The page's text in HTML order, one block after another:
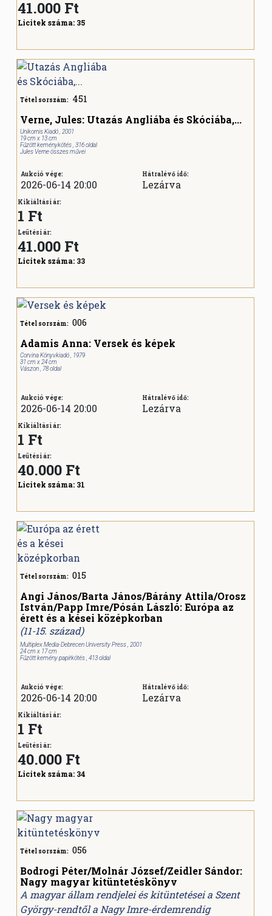
41.000 Ft
Licitek száma: 35
Tétel sorszám: 451
Verne, Jules: Utazás Angliába és Skóciába,...
Unikornis Kiadó , 2001
19 cm x 13 cm
Fűzött keménykötés , 316 oldal
Jules Verne összes művei
Aukció vége:
2026-06-14 20:00
Hátralévő idő:
Lezárva
Kikiáltási ár:
1 Ft
Leütési ár:
41.000 Ft
Licitek száma: 33
Tétel sorszám: 006
Adamis Anna: Versek és képek
Corvina Könyvkiadó , 1979
31 cm x 24 cm
Vászon , 78 oldal
Aukció vége:
2026-06-14 20:00
Hátralévő idő:
Lezárva
Kikiáltási ár:
1 Ft
Leütési ár:
40.000 Ft
Licitek száma: 31
Tétel sorszám: 015
Angi János/Barta János/Bárány Attila/Orosz
István/Papp Imre/Pósán László: Európa az
érett és a kései középkorban
(11-15. század)
Multiplex Media-Debrecen University Press , 2001
24 cm x 17 cm
Fűzött kemény papírkötés , 413 oldal
Aukció vége:
2026-06-14 20:00
Hátralévő idő:
Lezárva
Kikiáltási ár:
1 Ft
Leütési ár:
40.000 Ft
Licitek száma: 34
Tétel sorszám: 056
Bodrogi Péter/Molnár József/Zeidler Sándor:
Nagy magyar kitüntetéskönyv
A magyar állam rendjelei és kitüntetései a Szent
György-rendtől a Nagy Imre-érdemrendig